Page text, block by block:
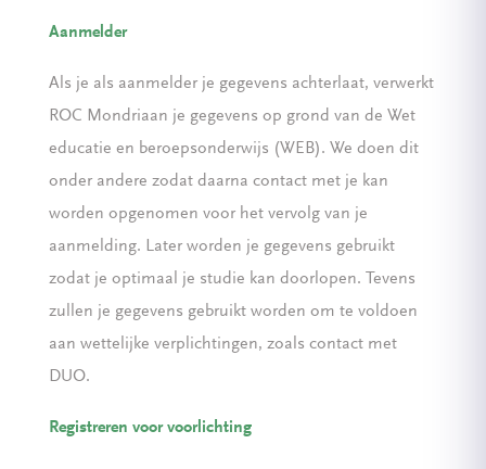
Aanmelder
Als je als aanmelder je gegevens achterlaat, verwerkt
ROC Mondriaan je gegevens op grond van de Wet
educatie en beroepsonderwijs (WEB). We doen dit
onder andere zodat daarna contact met je kan
worden opgenomen voor het vervolg van je
aanmelding. Later worden je gegevens gebruikt
zodat je optimaal je studie kan doorlopen. Tevens
zullen je gegevens gebruikt worden om te voldoen
aan wettelijke verplichtingen, zoals contact met
DUO.
Registreren voor voorlichting